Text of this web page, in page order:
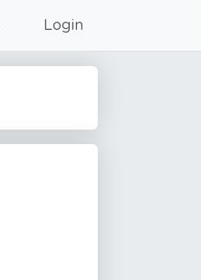
Login